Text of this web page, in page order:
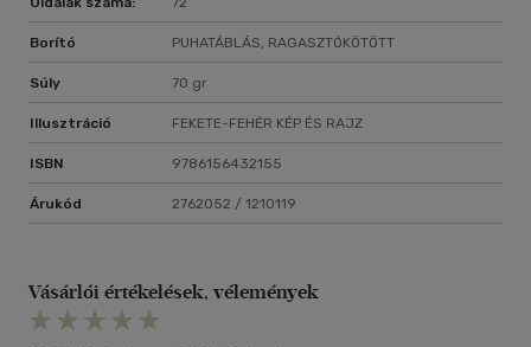
Borító PUHATÁBLÁS, RAGASZTÓKÖTÖTT
Súly 70 gr
Illusztráció FEKETE-FEHÉR KÉP ÉS RAJZ
ISBN 9786156432155
Árukód 2762052 / 1210119
Vásárlói értékelések, vélemények